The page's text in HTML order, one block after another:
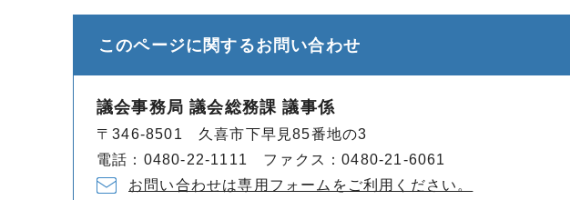
このページに関するお問い合わせ
議会事務局 議会総務課 議事係
〒346-8501 久喜市下早見85番地の3
電話：0480-22-1111 ファクス：0480-21-6061
お問い合わせは専用フォームをご利用ください。